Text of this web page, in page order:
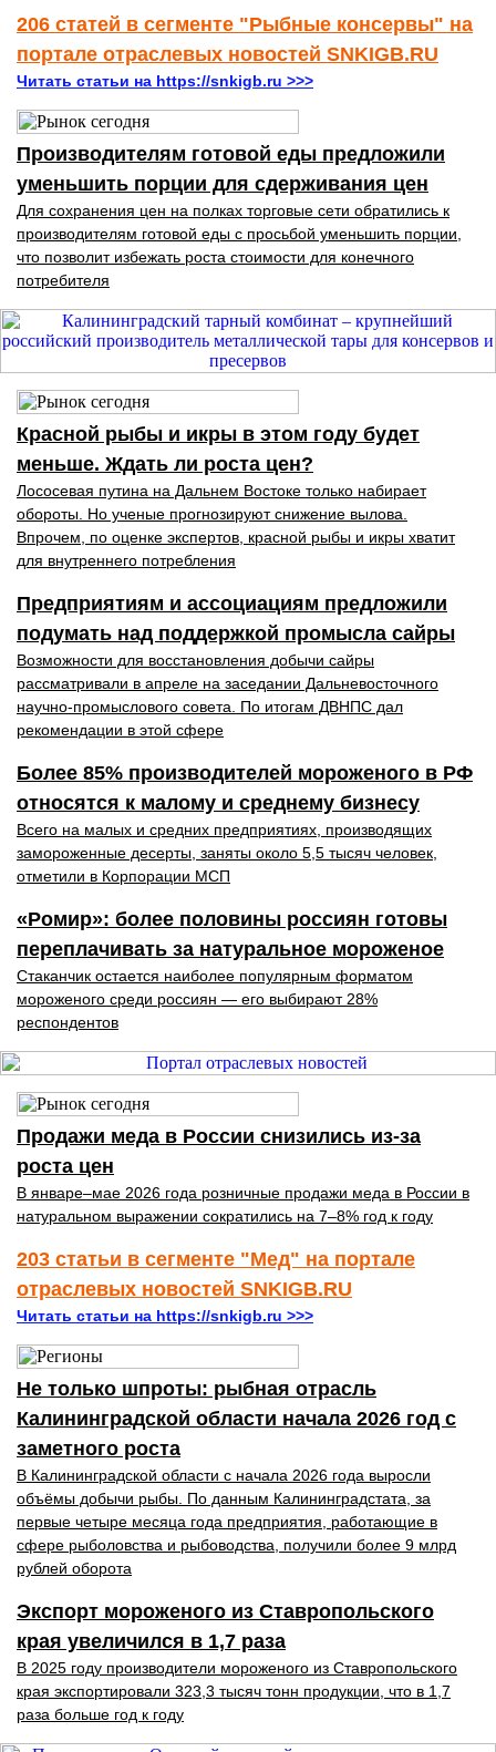
206 статей в сегменте "Рыбные консервы" на
портале отраслевых новостей SNKIGB.RU
Читать статьи на https://snkigb.ru >>>
Производителям готовой еды предложили
уменьшить порции для сдерживания цен
Для сохранения цен на полках торговые сети обратились к
производителям готовой еды с просьбой уменьшить порции,
что позволит избежать роста стоимости для конечного
потребителя
Красной рыбы и икры в этом году будет
меньше. Ждать ли роста цен?
Лососевая путина на Дальнем Востоке только набирает
обороты. Но ученые прогнозируют снижение вылова.
Впрочем, по оценке экспертов, красной рыбы и икры хватит
для внутреннего потребления
Предприятиям и ассоциациям предложили
подумать над поддержкой промысла сайры
Возможности для восстановления добычи сайры
рассматривали в апреле на заседании Дальневосточного
научно-промыслового совета. По итогам ДВНПС дал
рекомендации в этой сфере
Более 85% производителей мороженого в РФ
относятся к малому и среднему бизнесу
Всего на малых и средних предприятиях, производящих
замороженные десерты, заняты около 5,5 тысяч человек,
отметили в Корпорации МСП
«Ромир»: более половины россиян готовы
переплачивать за натуральное мороженое
Стаканчик остается наиболее популярным форматом
мороженого среди россиян — его выбирают 28%
респондентов
Продажи меда в России снизились из-за
роста цен
В январе–мае 2026 года розничные продажи меда в России в
натуральном выражении сократились на 7–8% год к году
203 статьи в сегменте "Мед" на портале
отраслевых новостей SNKIGB.RU
Читать статьи на https://snkigb.ru >>>
Не только шпроты: рыбная отрасль
Калининградской области начала 2026 год с
заметного роста
В Калининградской области с начала 2026 года выросли
объёмы добычи рыбы. По данным Калининградстата, за
первые четыре месяца года предприятия, работающие в
сфере рыболовства и рыбоводства, получили более 9 млрд
рублей оборота
Экспорт мороженого из Ставропольского
края увеличился в 1,7 раза
В 2025 году производители мороженого из Ставропольского
края экспортировали 323,3 тысяч тонн продукции, что в 1,7
раза больше год к году